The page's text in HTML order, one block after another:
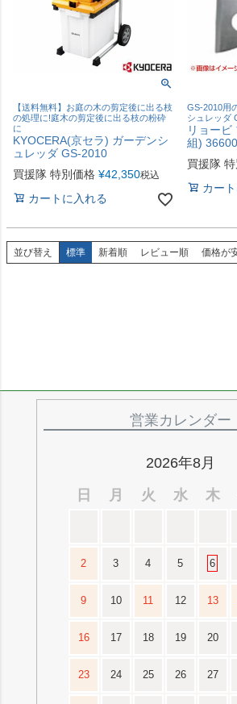
【送料無料】お庭の木の剪定後に出る枝
の処理に!庭木の剪定後に出る枝の粉砕
に
KYOCERA(京セラ) ガーデンシ
ュレッダ GS-2010
買援隊 特別価格 ¥42,350税込
カートに入れる
GS-2010用
シュレッダ
リョービ
組)
買援隊
カー
並び替え 標準 新着順 レビュー順 価格が
営業カレンダー
2026年8月
日
月 火 水 木
2 3 4 5 6
9 10 11 12 13
16 17 18 19 20
23 24 25 26 27